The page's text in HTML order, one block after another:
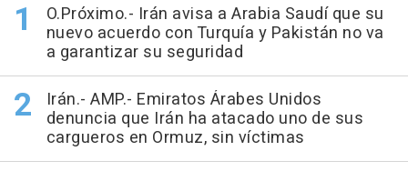
O.Próximo.- Irán avisa a Arabia Saudí que su
nuevo acuerdo con Turquía y Pakistán no va
a garantizar su seguridad
Irán.- AMP.- Emiratos Árabes Unidos
denuncia que Irán ha atacado uno de sus
cargueros en Ormuz, sin víctimas